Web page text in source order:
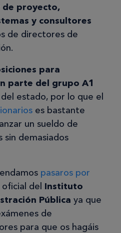
proyecto,
y consultores
de directores de
para
parte del grupo A1
estado, por lo que el
es bastante
un sueldo de
sin demasiados
pasaros por
del Instituto
Pública ya que
de
para que os hagáis